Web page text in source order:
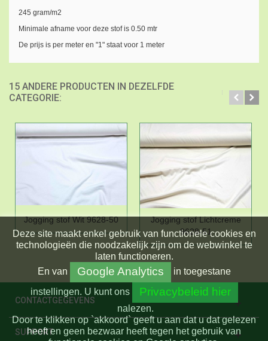
245 gram/m2
Minimale afname voor deze stof is 0.50 mtr
De prijs is per meter en "1" staat voor 1 meter
15 ANDERE PRODUCTEN IN DEZELFDE
CATEGORIE:
Jogging stof Wit 9628-50
Jogging stof Lichtcreme
9628-51
CONTACTGEGEVENS
SUPPORT
Deze site maakt enkel gebruik van functionele cookies en
technologieën die noodzakelijk zijn om de webwinkel te
laten functioneren.
En van Google Analytics
in toegestane
instellingen. U kunt ons Privacybeleid hier
nalezen.
Door te klikken op `akkoord` geeft u aan dat u dat gelezen
heeft en geen bezwaar heeft tegen het gebruik van